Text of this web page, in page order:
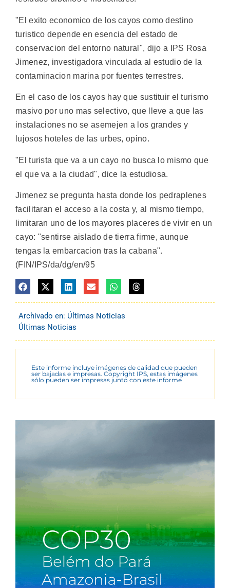
"El exito economico de los cayos como destino
turistico depende en esencia del estado de
conservacion del entorno natural", dijo a IPS Rosa
Jimenez, investigadora vinculada al estudio de la
contaminacion marina por fuentes terrestres.
En el caso de los cayos hay que sustituir el turismo
masivo por uno mas selectivo, que lleve a que las
instalaciones no se asemejen a los grandes y
lujosos hoteles de las urbes, opino.
"El turista que va a un cayo no busca lo mismo que
el que va a la ciudad", dice la estudiosa.
Jimenez se pregunta hasta donde los pedraplenes
facilitaran el acceso a la costa y, al mismo tiempo,
limitaran uno de los mayores placeres de vivir en un
cayo: "sentirse aislado de tierra firme, aunque
tengas la embarcacion tras la cabana".
(FIN/IPS/da/dg/en/95
Archivado en: Últimas Noticias
Últimas Noticias
Este informe incluye imágenes de calidad que pueden
ser bajadas e impresas. Copyright IPS, estas imágenes
sólo pueden ser impresas junto con este informe